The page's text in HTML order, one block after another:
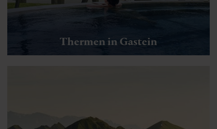
Thermen in Gastein